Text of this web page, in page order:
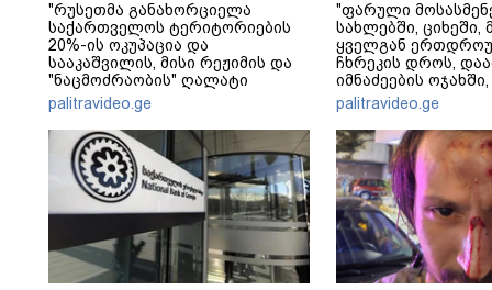
"რუსეთმა განახორციელა
საქართველოს ტერიტორიების
20%-ის ოკუპაცია და
სააკაშვილის, მისი რეჟიმის და
"ნაცმოძრაობის" ღალატი
ვერანაირად ვერ გადაფარავს
ამ დანაშაულს" - ირაკლი
კობახიძე
palitravideo.ge
"ფარული
სახლებში, ციხეში,
ყველგან
ჩხრეკის დროს,
იმნაძეების
მოსასმენი იყო..." -
palitravideo.ge